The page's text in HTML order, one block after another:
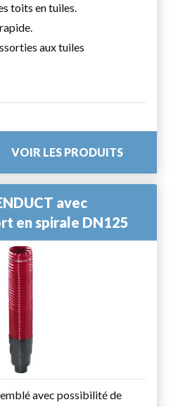
toits en tuiles.
aux tuiles
VOIR LES PRODUITS
avec
en spirale DN125
avec possibilité de